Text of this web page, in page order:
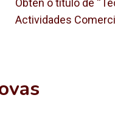
Obtén o título de
Actividades